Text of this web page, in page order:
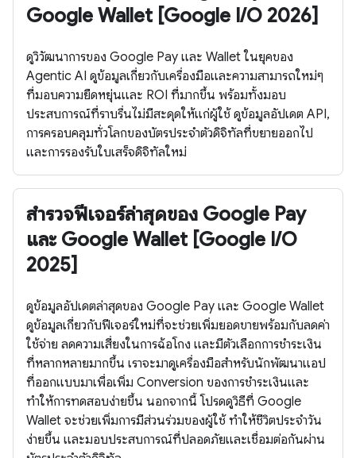
Google Wallet [Google I/O 2026]
ดูวิวัฒนาการของ Google Pay และ Wallet ในยุคของ
Agentic AI ดูข้อมูลเกี่ยวกับเครื่องมือและความสามารถใหม่ๆ
ที่มอบความยืดหยุ่นและ ROI ที่มากขึ้น พร้อมทั้งมอบ
ประสบการณ์ที่ราบรื่นไม่มีสะดุดให้แก่ผู้ใช้ ดูข้อมูลอัปเดต API,
การครอบคลุมทั่วโลกของบัตรประจำตัวดิจิทัลที่ขยายออกไป
และการรองรับใบเสร็จดิจิทัลใหม่
สำรวจฟีเจอร์ล่าสุดของ Google Pay
และ Google Wallet [Google I/O
2025]
ดูข้อมูลอัปเดตล่าสุดของ Google Pay และ Google Wallet
ดูข้อมูลเกี่ยวกับฟีเจอร์ใหม่ที่จะช่วยเพิ่มยอดขายพร้อมกับลดค่า
ใช้จ่าย ลดความเสี่ยงในการฉ้อโกง และมีตัวเลือกการชำระเงิน
ที่หลากหลายมากขึ้น เราจะมาดูเครื่องมือสำหรับนักพัฒนาแอป
ที่ออกแบบมาเพื่อเพิ่ม Conversion ของการชำระเงินและ
ทำให้การทดสอบง่ายขึ้น นอกจากนี้ โปรดดูวิธีที่ Google
Wallet จะช่วยเพิ่มการมีส่วนร่วมของผู้ใช้ ทำให้ชีวิตประจำวัน
ง่ายขึ้น และมอบประสบการณ์ที่ปลอดภัยและเชื่อมต่อกันผ่าน